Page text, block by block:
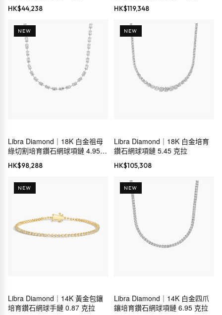
HK$44,238 HK$119,348
NEW
Libra Diamond｜18K 白金祖母
綠切割培育鑽石網球項鏈 4.95
克拉
HK$98,288
NEW
Libra Diamond｜18K 白金培育
鑽石網球項鏈 5.45 克拉
HK$105,308
NEW
Libra Diamond｜14K 黃金包鑲
培育鑽石網球手鏈 0.87 克拉
NEW
Libra Diamond｜14K 白金四爪
鑲培育鑽石網球項鏈 6.95 克拉